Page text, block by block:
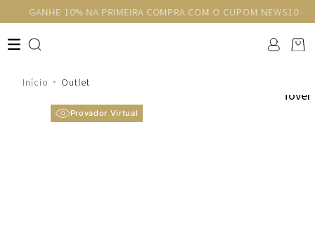
GANHE 10% NA PRIMEIRA COMPRA COM O CUPOM NEWS10
Outlet
Provador Virtual